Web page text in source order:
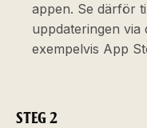
appen. Se därför
uppdateringen via
exempelvis App
STEG 2